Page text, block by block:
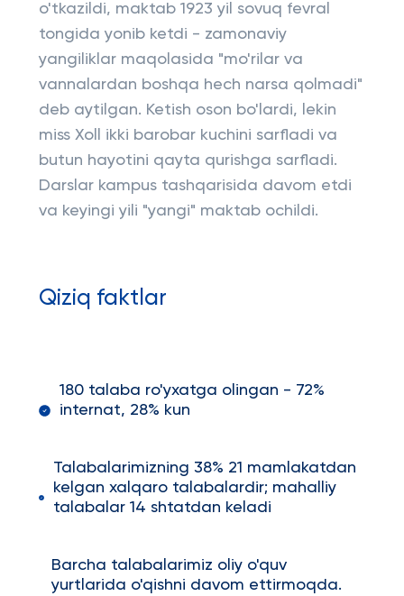
o'tkazildi, maktab 1923 yil sovuq fevral
tongida yonib ketdi - zamonaviy
yangiliklar maqolasida "mo'rilar va
vannalardan boshqa hech narsa qolmadi"
deb aytilgan. Ketish oson bo'lardi, lekin
miss Xoll ikki barobar kuchini sarfladi va
butun hayotini qayta qurishga sarfladi.
Darslar kampus tashqarisida davom etdi
va keyingi yili "yangi" maktab ochildi.
Qiziq faktlar
180 talaba ro'yxatga olingan - 72%
internat, 28% kun
Talabalarimizning 38% 21 mamlakatdan
kelgan xalqaro talabalardir; mahalliy
talabalar 14 shtatdan keladi
Barcha talabalarimiz oliy o'quv
yurtlarida o'qishni davom ettirmoqda.